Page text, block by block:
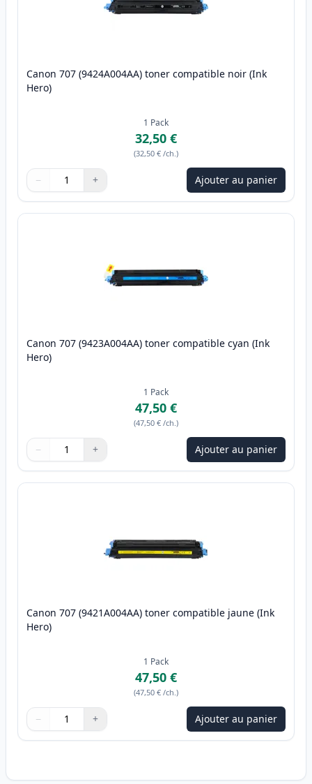
Canon 707 (9424A004AA) toner compatible noir (Ink
Hero)
1 Pack
32,50 €
(32,50 € /ch.)
Quantité
Utilisez les boutons pour ajuster
− +
Quantité Ajouter au panier
Canon 707 (9423A004AA) toner compatible cyan (Ink
Hero)
1 Pack
47,50 €
(47,50 € /ch.)
Quantité
Utilisez les boutons pour ajuster
− +
Quantité Ajouter au panier
Canon 707 (9421A004AA) toner compatible jaune (Ink
Hero)
1 Pack
47,50 €
(47,50 € /ch.)
Quantité
Utilisez les boutons pour ajuster
− +
Quantité Ajouter au panier